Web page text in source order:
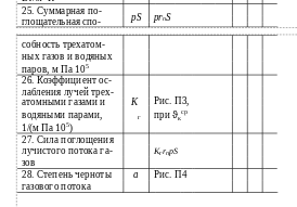
25. Суммарная по-
pS prnS
глощательная спо-
собность трехатом-
ных газов и водяных
паров, м Па 105
26. Коэффициент ос-
лабления лучей трех-
Рис. П3,
атомными газами и K
водяными парами, г приϑк
ср
1/(м Па 105)
27. Сила поглощения
KгrnpS
лучистого потока га-
зов
28. Степень черноты
a
Рис. П4
газового потока